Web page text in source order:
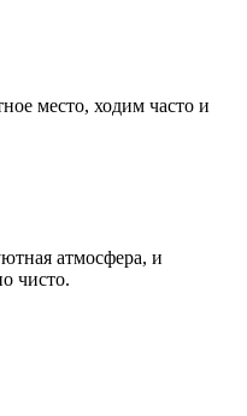
место, ходим часто и
атмосфера, и
чисто.